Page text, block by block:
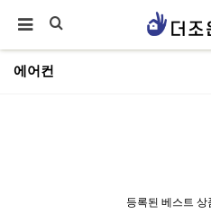
에어컨
등록된 베스트